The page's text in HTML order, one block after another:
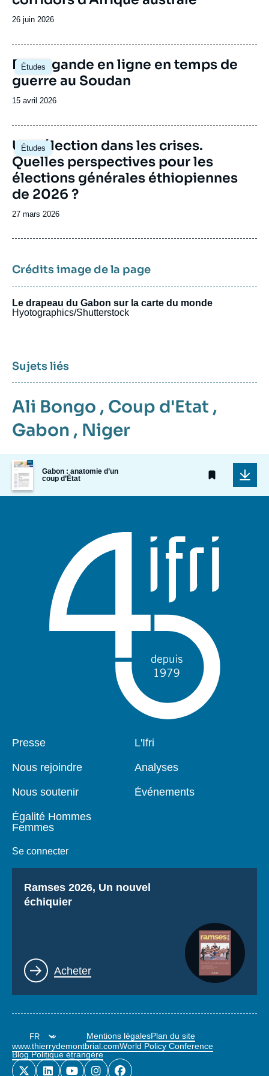
Date
publication
26 juin 2026
Études
Image
principale
Propagande en ligne en temps de
guerre au Soudan
Date
publication
15 avril 2026
Études
Image
principale
Une élection dans les crises.
Quelles perspectives pour les
élections générales éthiopiennes
de 2026 ?
Date
publication
27 mars 2026
Crédits image de la page
Le drapeau du Gabon sur la carte du monde
Hyotographics/Shutterstock
Sujets liés
Ali Bongo , Coup d'Etat ,
Gabon , Niger
Image
de
couverture
de
Gabon : anatomie d’un
coup d’État
Pied
Presse
Nous rejoindre
Nous soutenir
Égalité Hommes
Femmes
Se connecter
Navigation
L'Ifri
Analyses
Événements
Titre
Ramses 2026, Un nouvel
échiquier
Lien
Acheter
Mentions légalesPlan du site
www.thierrydemontbrial.comWorld Policy Conference
Blog Politique étrangère